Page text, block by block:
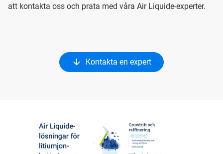
att kontakta oss och prata med våra Air Liquide-experter.
Kontakta en expert